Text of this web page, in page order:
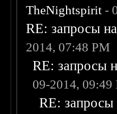
TheNightspirit -
RE: запросы
2014, 07:48 PM
RE: запросы
09-2014, 09:49
RE: запросы